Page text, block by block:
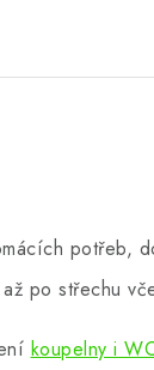
potřeb,
po střechu
koupelny i